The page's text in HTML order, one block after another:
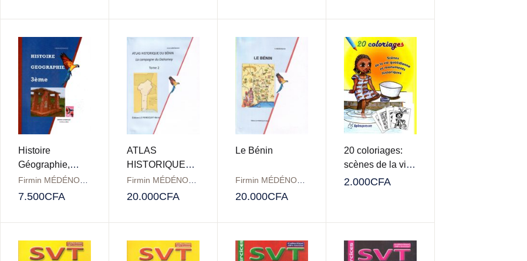
Histoire
Géographie,
3ème
Firmin MÉDÉNOUVO
7.500CFA
ATLAS
HISTORIQUE
DU BÉNIN: La
campagne du
2
Firmin MÉDÉNOUVO
20.000CFA
Le Bénin
Firmin MÉDÉNOUVO
20.000CFA
20 coloriages:
scènes de la vie
quotidienne et
2.000CFA